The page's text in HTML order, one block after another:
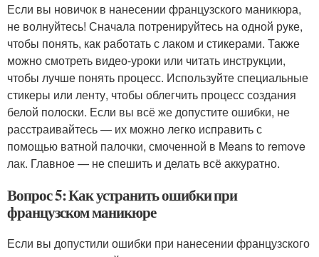
Если вы новичок в нанесении французского маникюра,
не волнуйтесь! Сначала потренируйтесь на одной руке,
чтобы понять, как работать с лаком и стикерами. Также
можно смотреть видео-уроки или читать инструкции,
чтобы лучше понять процесс. Используйте специальные
стикеры или ленту, чтобы облегчить процесс создания
белой полоски. Если вы всё же допустите ошибки, не
расстраивайтесь — их можно легко исправить с
помощью ватной палочки, смоченной в Means to remove
лак. Главное — не спешить и делать всё аккуратно.
Вопрос 5: Как устранить ошибки при
французском маникюре
Если вы допустили ошибки при нанесении французского